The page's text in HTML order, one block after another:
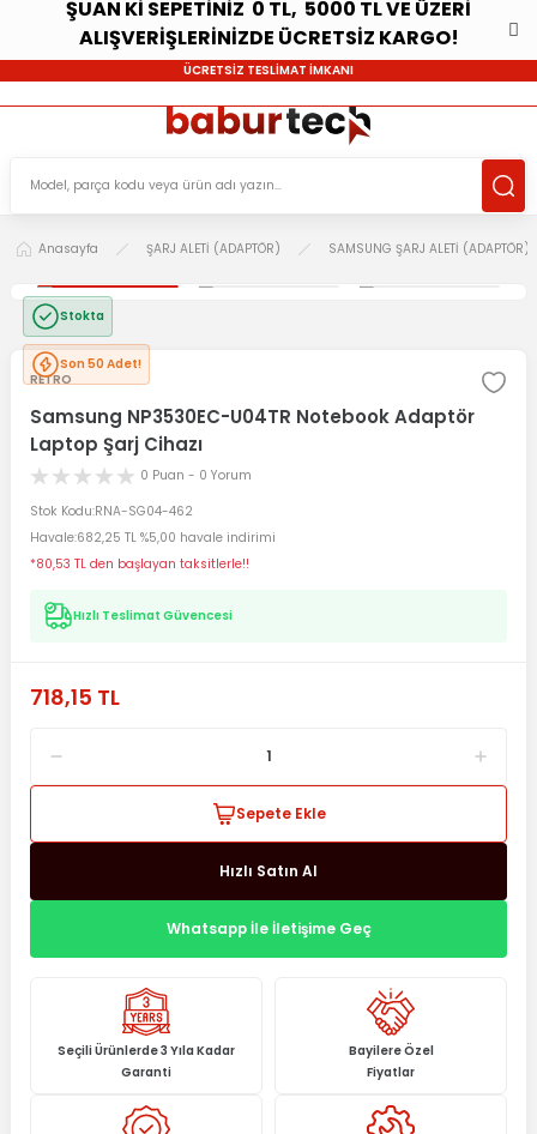
ŞUAN Kİ SEPETİNİZ 0 TL, 5000 TL VE ÜZERİ
ALIŞVERİŞLERİNİZDE ÜCRETSİZ KARGO!
ÜCRETSİZ TESLİMAT İMKANI
Anasayfa ŞARJ ALETİ (ADAPTÖR) SAMSUNG ŞARJ ALETİ (ADAPTÖR)
Stokta
Son 50 Adet!
RETRO
Samsung NP3530EC-U04TR Notebook Adaptör
Laptop Şarj Cihazı
0 Puan - 0 Yorum
Stok Kodu RNA-SG04-462
Havale 682,25 TL %5,00 havale indirimi
*80,53 TL den başlayan taksitlerle!!
Hızlı Teslimat Güvencesi
718,15 TL
Sepete Ekle
Hızlı Satın Al
Whatsapp İle İletişime Geç
Seçili Ürünlerde 3 Yıla Kadar
Garanti
Bayilere Özel
Fiyatlar